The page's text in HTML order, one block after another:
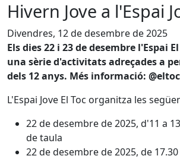
Hivern Jove a l'Espai
Divendres, 12 de desembre de 2025
Els dies 22 i 23 de desembre l'Espai
una sèrie d'activitats adreçades a
dels 12 anys. Més informació: @eltoc
L'Espai Jove El Toc organitza les
22 de desembre de 2025, d'11 a
de taula
22 de desembre de 2025, de